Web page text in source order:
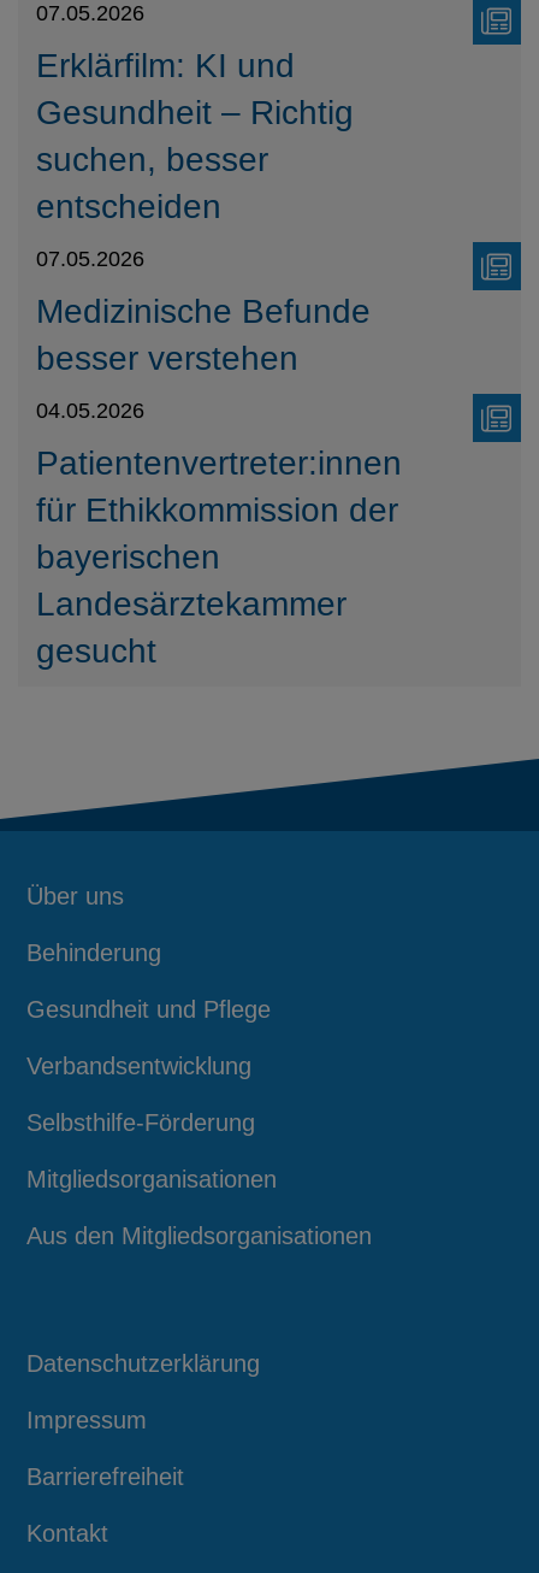
Erklärfilm: KI und
Gesundheit – Richtig
suchen, besser
entscheiden
07.05.2026
Medizinische Befunde
besser verstehen
07.05.2026
Patientenvertreter:innen
für Ethikkommission der
bayerischen
Landesärztekammer
gesucht
04.05.2026
Über uns
Behinderung
Gesundheit und Pflege
Verbandsentwicklung
Selbsthilfe-Förderung
Mitgliedsorganisationen
Aus den Mitgliedsorganisationen
Datenschutzerklärung
Impressum
Barrierefreiheit
Kontakt